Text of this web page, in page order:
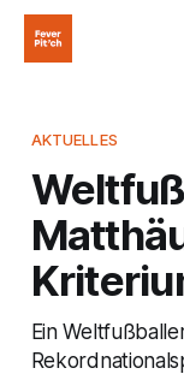
AKTUELLES
Ein